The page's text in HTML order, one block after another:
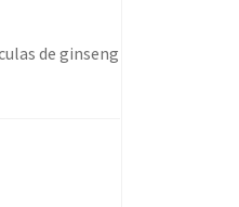
de ginseng